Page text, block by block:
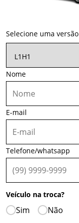
Selecione uma versão
Nome
E-mail
Telefone/whatsapp
Veículo na troca?
Sim Não